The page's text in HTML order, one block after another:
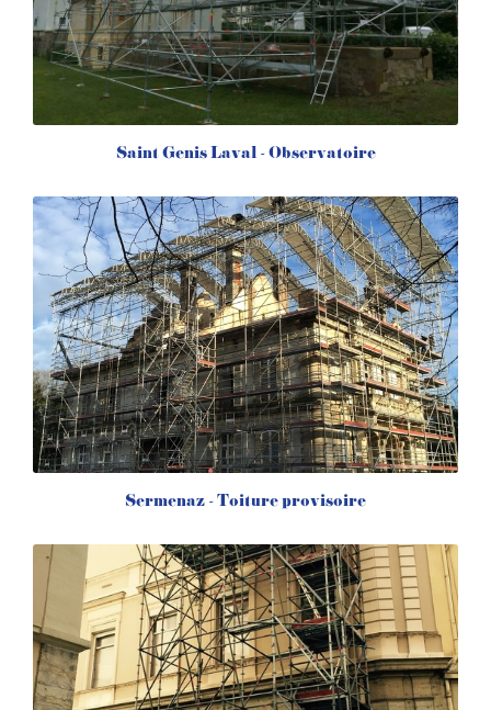
Saint Genis Laval - Observatoire
Sermenaz - Toiture provisoire